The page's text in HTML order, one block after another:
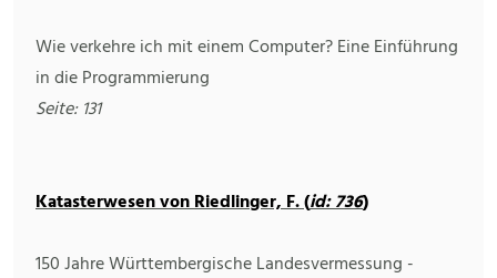
Wie verkehre ich mit einem Computer? Eine Einführung
in die Programmierung
Seite: 131
Katasterwesen von Riedlinger, F. (id: 736)
150 Jahre Württembergische Landesvermessung -